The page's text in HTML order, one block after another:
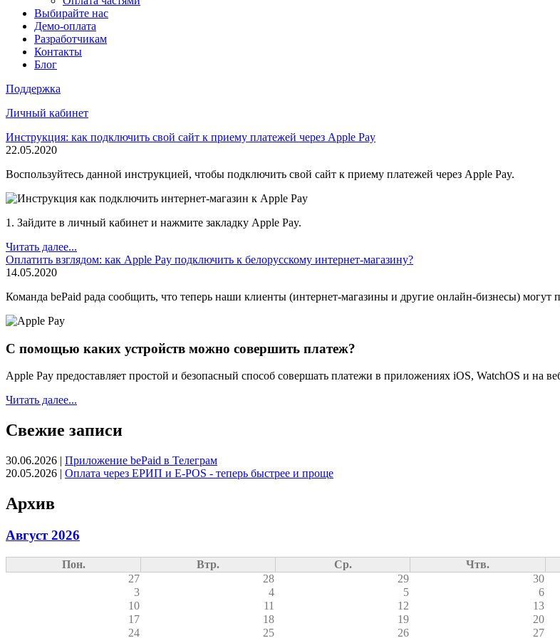
Выбирайте нас
Демо-оплата
Разработчикам
Контакты
Блог
Поддержка
Личный кабинет
Инструкция: как подключить свой сайт к приему платежей через Apple Pay
22.05.2020
Воспользуйтесь данной инструкцией, чтобы подключить свой сайт к приему платежей через Apple Pay.
1. Зайдите в личный кабинет и нажмите закладку Apple Pay.
Читать далее...
Оплатить взглядом: как Apple Pay подключить к белорусскому интернет-магазину?
14.05.2020
Команда bePaid рада сообщить, что теперь наши клиенты (интернет-магазины и другие онлайн-бизнесы) могут
С помощью каких устройств можно совершить платеж?
Apple Pay предоставляет простой и безопасный способ совершать платежи в приложениях iOS, WatchOS и на
Читать далее...
Свежие записи
30.06.2026 | Приложение bePaid в Телеграм
20.05.2026 | Оплата через ЕРИП и E-POS - теперь быстрее и проще
Архив
Август 2026
Пон. Втр. Ср. Чтв.
27
28 29 30
3
4 5 6
10
11 12 13
17
18 19 20
24
25 26 27